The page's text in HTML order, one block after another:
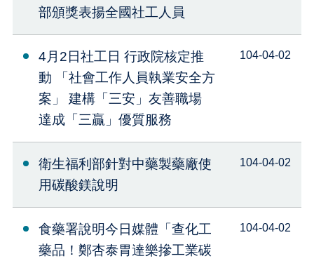
部頒獎表揚全國社工人員
4月2日社工日 行政院核定推
動 「社會工作人員執業安全方
案」 建構「三安」友善職場
達成「三贏」優質服務
104-04-02
衛生福利部針對中藥製藥廠使
用碳酸鎂說明
104-04-02
食藥署說明今日媒體「查化工
藥品！鄭杏泰胃達樂摻工業碳
104-04-02